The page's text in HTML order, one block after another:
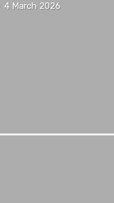
4 March 2026